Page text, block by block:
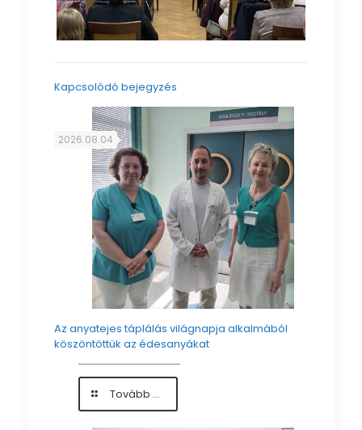
Kapcsolódó bejegyzés
2026.08.04
Az anyatejes táplálás világnapja alkalmából
köszöntöttük az édesanyákat
Tovább ...
Az